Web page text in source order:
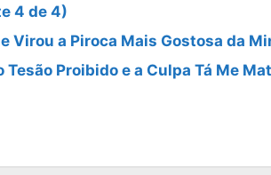
4 de 4)
Virou a Piroca Mais Gostosa da
Tesão Proibido e a Culpa Tá Me